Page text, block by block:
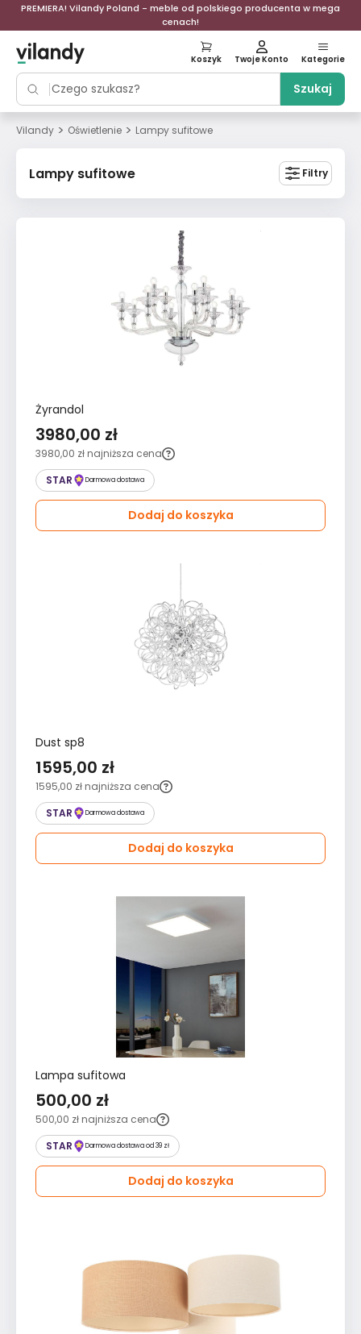
PREMIERA! Vilandy Poland - meble od polskiego producenta w mega
cenach!
Szukaj
Koszyk Twoje Konto Kategorie
Vilandy > Oświetlenie > Lampy sufitowe
Lampy sufitowe Filtry
Żyrandol
3980,00 zł
3980,00 zł najniższa cena
STAR
Darmowa dostawa
Dodaj do koszyka
Dust sp8
1595,00 zł
1595,00 zł najniższa cena
STAR
Darmowa dostawa
Dodaj do koszyka
Lampa sufitowa
500,00 zł
500,00 zł najniższa cena
STAR
Darmowa dostawa od 39 zł
Dodaj do koszyka